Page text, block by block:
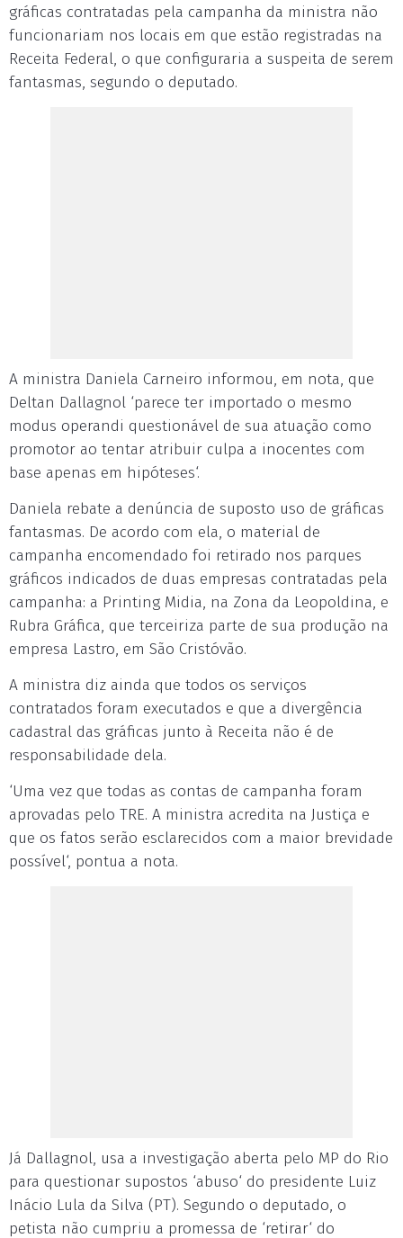
gráficas contratadas pela campanha da ministra não
funcionariam nos locais em que estão registradas na
Receita Federal, o que configuraria a suspeita de serem
fantasmas, segundo o deputado.
A ministra Daniela Carneiro informou, em nota, que
Deltan Dallagnol ‘parece ter importado o mesmo
modus operandi questionável de sua atuação como
promotor ao tentar atribuir culpa a inocentes com
base apenas em hipóteses‘.
Daniela rebate a denúncia de suposto uso de gráficas
fantasmas. De acordo com ela, o material de
campanha encomendado foi retirado nos parques
gráficos indicados de duas empresas contratadas pela
campanha: a Printing Midia, na Zona da Leopoldina, e
Rubra Gráfica, que terceiriza parte de sua produção na
empresa Lastro, em São Cristóvão.
A ministra diz ainda que todos os serviços
contratados foram executados e que a divergência
cadastral das gráficas junto à Receita não é de
responsabilidade dela.
‘Uma vez que todas as contas de campanha foram
aprovadas pelo TRE. A ministra acredita na Justiça e
que os fatos serão esclarecidos com a maior brevidade
possível‘, pontua a nota.
Já Dallagnol, usa a investigação aberta pelo MP do Rio
para questionar supostos ‘abuso‘ do presidente Luiz
Inácio Lula da Silva (PT). Segundo o deputado, o
petista não cumpriu a promessa de ‘retirar‘ do